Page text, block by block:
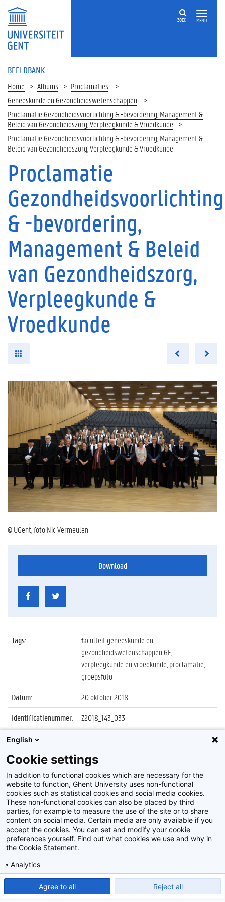
MENU
ZOEK
BEELDBANK
Home Albums
Proclamaties
Geneeskunde en Gezondheidswetenschappen
Proclamatie Gezondheidsvoorlichting & -bevordering, Management &
Beleid van Gezondheidszorg, Verpleegkunde & Vroedkunde
Proclamatie Gezondheidsvoorlichting & -bevordering, Management &
Beleid van Gezondheidszorg, Verpleegkunde & Vroedkunde
Proclamatie
Gezondheidsvoorlichting
& -bevordering,
Management & Beleid
van Gezondheidszorg,
Verpleegkunde &
Vroedkunde
© UGent, foto Nic Vermeulen
Download
Tags:
faculteit geneeskunde en
gezondheidswetenschappen GE,
verpleegkunde en vroedkunde, proclamatie,
groepsfoto
Datum:
20 oktober 2018
Identificatienummer:
Z2018_143_033
Album:
Gezondheidszorg, Verpleegkunde &
Vroedkunde
Disclaimer
Privacy policy
2026Beeldbank
English
Cookie settings
In addition to functional cookies which are necessary for the
website to function, Ghent University uses non-functional
cookies such as statistical cookies and social media cookies.
These non-functional cookies can also be placed by third
parties, for example to measure the use of the site or to share
content on social media. Certain media are only available if you
accept the cookies. You can set and modify your cookie
preferences yourself. Find out what cookies we use and why in
the Cookie Statement.
Analytics
Agree to all Reject all
Show detailed settings Read our Cookie Statement.